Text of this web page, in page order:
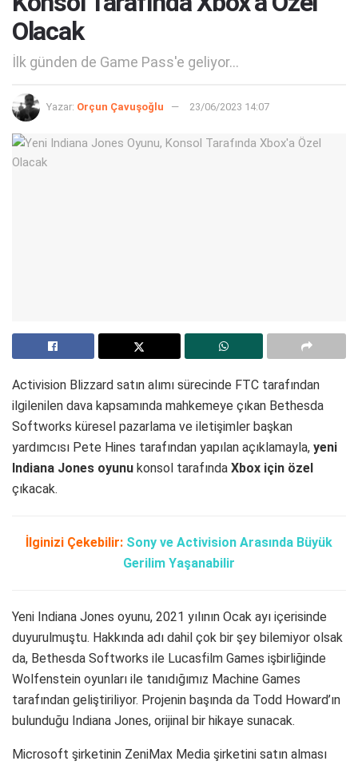
Olacak
İlk günden de Game Pass'e geliyor...
Yazar: Orçun Çavuşoğlu 23/06/2023 14:07
Activision Blizzard satın alımı sürecinde FTC tarafından
ilgilenilen dava kapsamında mahkemeye çıkan Bethesda
Softworks küresel pazarlama ve iletişimler başkan
yardımcısı Pete Hines tarafından yapılan açıklamayla, yeni
Indiana Jones oyunu konsol tarafında Xbox için özel
çıkacak.
İlginizi Çekebilir: Sony ve Activision Arasında Büyük
Gerilim Yaşanabilir
Yeni Indiana Jones oyunu, 2021 yılının Ocak ayı içerisinde
duyurulmuştu. Hakkında adı dahil çok bir şey bilemiyor olsak
da, Bethesda Softworks ile Lucasfilm Games işbirliğinde
Wolfenstein oyunları ile tanıdığımız Machine Games
tarafından geliştiriliyor. Projenin başında da Todd Howard’ın
bulunduğu Indiana Jones, orijinal bir hikaye sunacak.
Microsoft şirketinin ZeniMax Media şirketini satın alması